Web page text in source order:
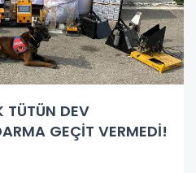
TÜTÜN DEV
GEÇİT VERMEDİ!